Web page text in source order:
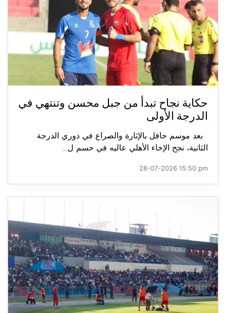
حكاية نجاح تبدأ من جبل محسن وتنتهي في
الدرجة الأولى
بعد موسم حافل بالإثارة والصراع في دوري الدرجة
الثانية، نجح الإخاء الأهلي عاليه في حسم ل...
28-07-2026 15:50 pm